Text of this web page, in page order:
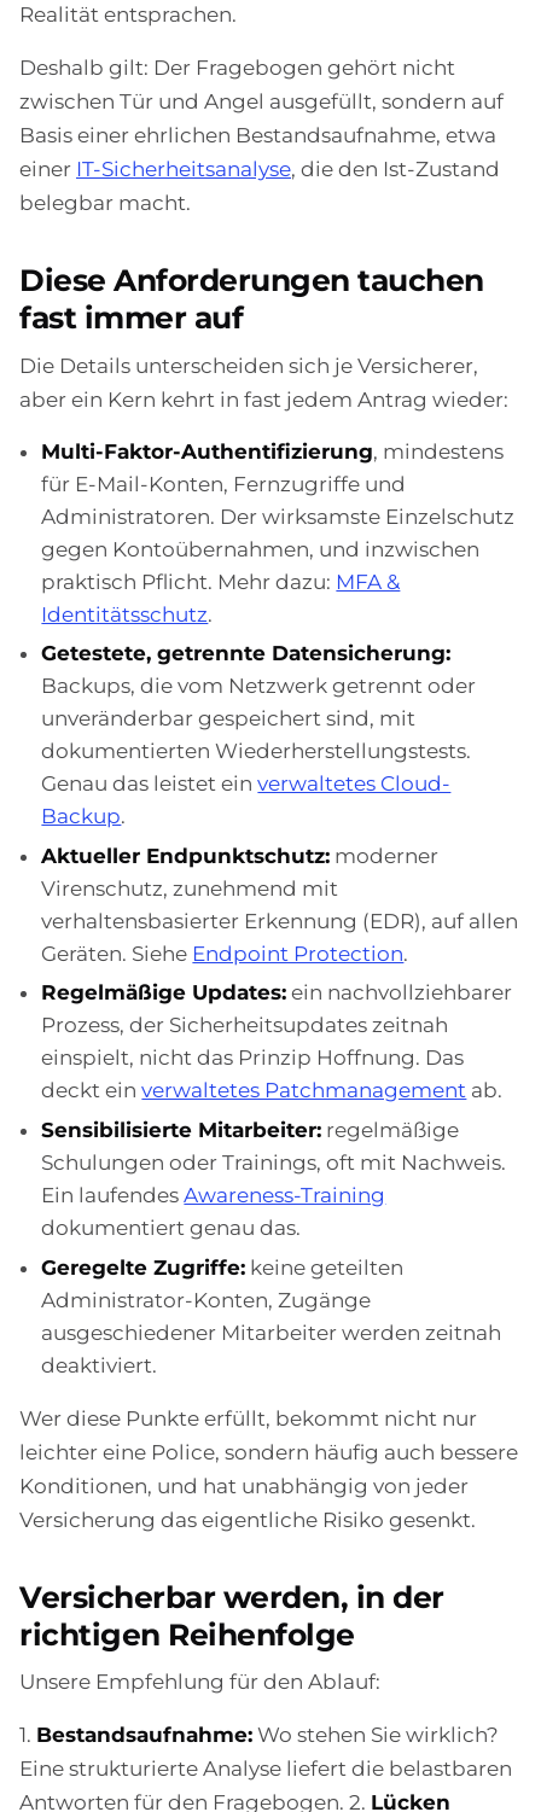
Realität entsprachen.
Deshalb gilt: Der Fragebogen gehört nicht
zwischen Tür und Angel ausgefüllt, sondern auf
Basis einer ehrlichen Bestandsaufnahme, etwa
einer IT-Sicherheitsanalyse, die den Ist-Zustand
belegbar macht.
Diese Anforderungen tauchen
fast immer auf
Die Details unterscheiden sich je Versicherer,
aber ein Kern kehrt in fast jedem Antrag wieder:
Multi-Faktor-Authentifizierung, mindestens
für E-Mail-Konten, Fernzugriffe und
Administratoren. Der wirksamste Einzelschutz
gegen Kontoübernahmen, und inzwischen
praktisch Pflicht. Mehr dazu: MFA &
Identitätsschutz.
Getestete, getrennte Datensicherung:
Backups, die vom Netzwerk getrennt oder
unveränderbar gespeichert sind, mit
dokumentierten Wiederherstellungstests.
Genau das leistet einverwaltetes Cloud-
Backup.
Aktueller Endpunktschutz: moderner
Virenschutz, zunehmend mit
verhaltensbasierter Erkennung (EDR), auf allen
Geräten. Siehe Endpoint Protection.
Regelmäßige Updates: ein nachvollziehbarer
Prozess, der Sicherheitsupdates zeitnah
einspielt, nicht das Prinzip Hoffnung. Das
deckt einverwaltetes Patchmanagement ab.
Sensibilisierte Mitarbeiter: regelmäßige
Schulungen oder Trainings, oft mit Nachweis.
Ein laufendesAwareness-Training
dokumentiert genau das.
Geregelte Zugriffe: keine geteilten
Administrator-Konten, Zugänge
ausgeschiedener Mitarbeiter werden zeitnah
deaktiviert.
Wer diese Punkte erfüllt, bekommt nicht nur
leichter eine Police, sondern häufig auch bessere
Konditionen, und hat unabhängig von jeder
Versicherung das eigentliche Risiko gesenkt.
Versicherbar werden, in der
richtigen Reihenfolge
Unsere Empfehlung für den Ablauf:
1. Bestandsaufnahme: Wo stehen Sie wirklich?
Eine strukturierte Analyse liefert die belastbaren
Antworten für den Fragebogen. 2. Lücken